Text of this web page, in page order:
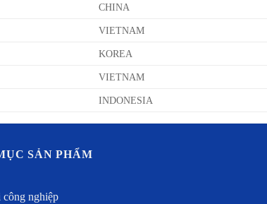
CHINA
VIETNAM
KOREA
VIETNAM
INDONESIA
SẢN PHẨM
nghiệp